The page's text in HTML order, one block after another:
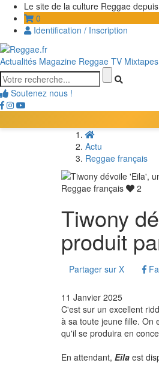
Le site de la culture Reggae
0
Identification / Inscription
Actualités Magazine Reggae TV Mixtapes
Soutenez nous !
Actu
Reggae français
Reggae français 2
Tiwony
produit
Partager sur X
11 Janvier 2025
C'est sur un excellent
à sa toute jeune fille. On
qu'il se produira en
En attendant, Eila est